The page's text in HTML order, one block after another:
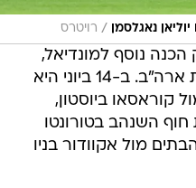
נאגלסמן / רויטרס
נוסף למונדיאל,
הפעם בשיקגו מול המארחת ארה"ב. ב-14 ביוני היא
קוראסאו ביוסטון,
השנהב בטורונטו
הבתים מול אקוודור בניו